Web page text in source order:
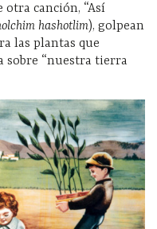
otra canción, “Así
hashotlim), golpean
las plantas que
sobre “nuestra tierra